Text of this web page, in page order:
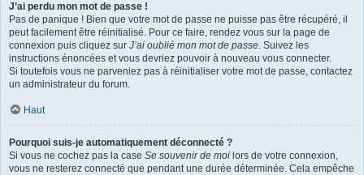
J’ai perdu mon mot de passe !
Pas de panique ! Bien que votre mot de passe ne puisse pas être récupéré, il
peut facilement être réinitialisé. Pour ce faire, rendez vous sur la page de
connexion puis cliquez sur J’ai oublié mon mot de passe. Suivez les
instructions énoncées et vous devriez pouvoir à nouveau vous connecter.
Si toutefois vous ne parveniez pas à réinitialiser votre mot de passe, contactez
un administrateur du forum.
Haut
Pourquoi suis-je automatiquement déconnecté ?
Si vous ne cochez pas la case Se souvenir de moi lors de votre connexion,
vous ne resterez connecté que pendant une durée déterminée. Cela empêche